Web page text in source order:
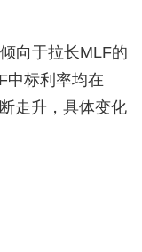
向于拉长MLF的
中标利率均在
走升，具体变化